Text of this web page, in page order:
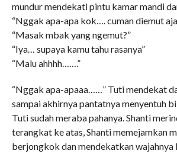
mundur mendekati pintu kamar mandi
“Nggak apa-apa kok…. cuman diemut
“Masak mbak yang ngemut?”
“Iya… supaya kamu tahu rasanya”
“Malu ahhhh…….”
“Nggak apa-apaaa……” Tuti mendekat
sampai akhirnya pantatnya menyentuh
Tuti sudah meraba pahanya. Shanti
terangkat ke atas, Shanti memejamkan
berjongkok dan mendekatkan wajahnya